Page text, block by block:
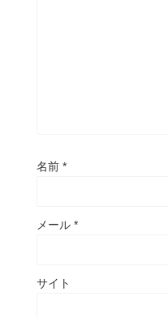
名前 *
メール *
サイト